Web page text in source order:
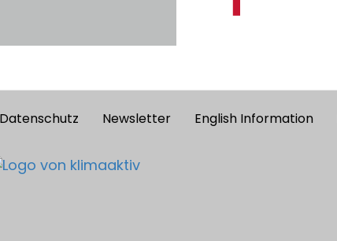
Datenschutz Newsletter English Information